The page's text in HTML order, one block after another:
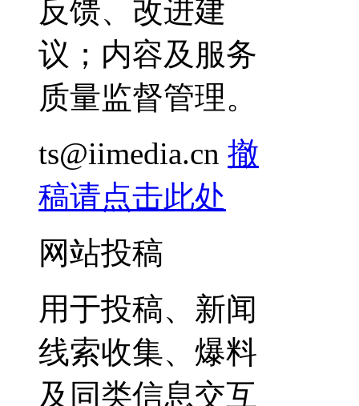
反馈、改进建
议；内容及服务
质量监督管理。
ts@iimedia.cn 撤
稿请点击此处
网站投稿
用于投稿、新闻
线索收集、爆料
及同类信息交互